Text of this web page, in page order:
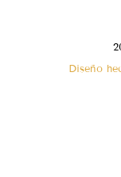
Diseño